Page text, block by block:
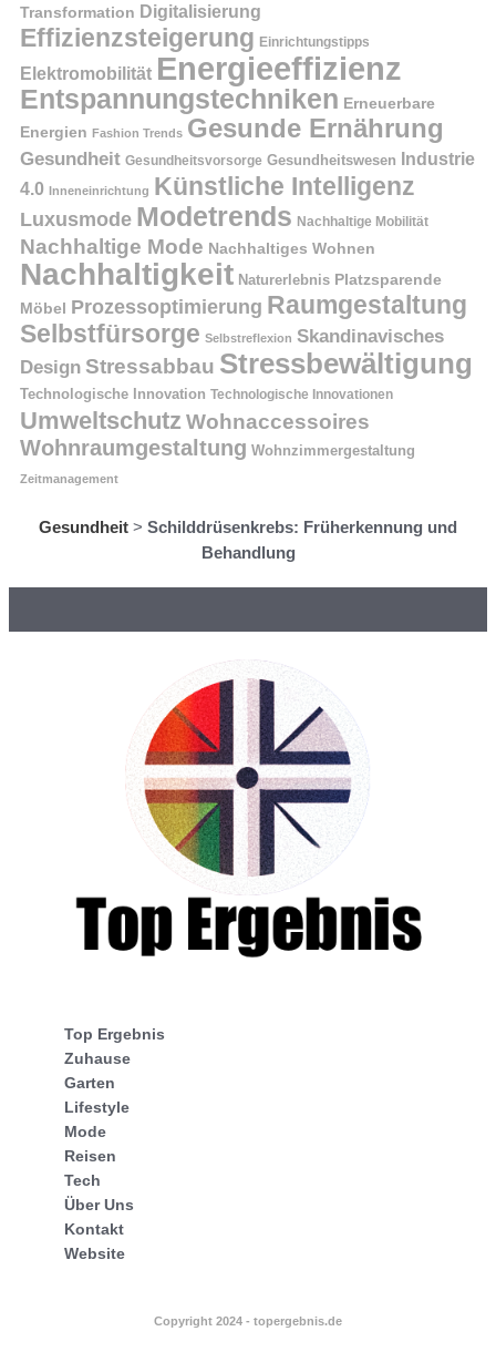
Transformation Digitalisierung
Effizienzsteigerung Einrichtungstipps
Elektromobilität Energieeffizienz
Entspannungstechniken Erneuerbare
Energien Fashion Trends Gesunde Ernährung
Gesundheit Gesundheitsvorsorge Gesundheitswesen Industrie
4.0 Inneneinrichtung Künstliche Intelligenz
Luxusmode Modetrends Nachhaltige Mobilität
Nachhaltige Mode Nachhaltiges Wohnen
Nachhaltigkeit Naturerlebnis Platzsparende
Möbel
Prozessoptimierung Raumgestaltung
Selbstfürsorge Selbstreflexion Skandinavisches
Design Stressabbau Stressbewältigung
Technologische Innovation Technologische Innovationen
Umweltschutz Wohnaccessoires
Wohnraumgestaltung Wohnzimmergestaltung
Zeitmanagement
Gesundheit > Schilddrüsenkrebs: Früherkennung und
Behandlung
Top Ergebnis
Zuhause
Garten
Lifestyle
Mode
Reisen
Tech
Über Uns
Kontakt
Website
Copyright 2024 - topergebnis.de